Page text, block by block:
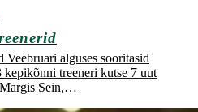
alguses sooritasid
treeneri kutse 7 uut
Sein,…